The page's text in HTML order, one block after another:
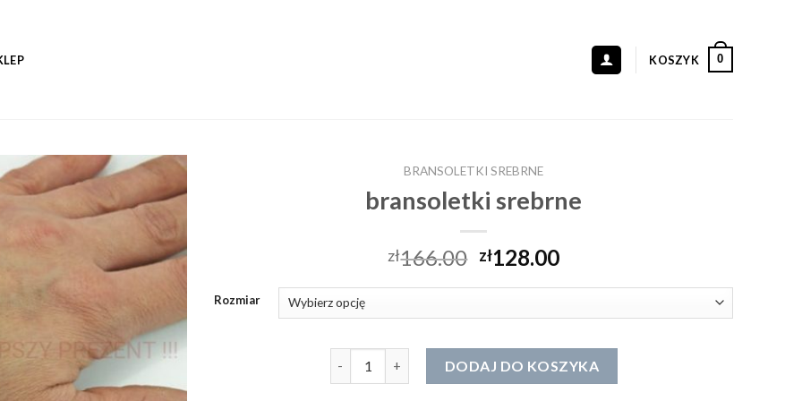
KOSZYK 0
BRANSOLETKI SREBRNE
bransoletki srebrne
zł166.00 zł128.00
Rozmiar
DODAJ DO KOSZYKA